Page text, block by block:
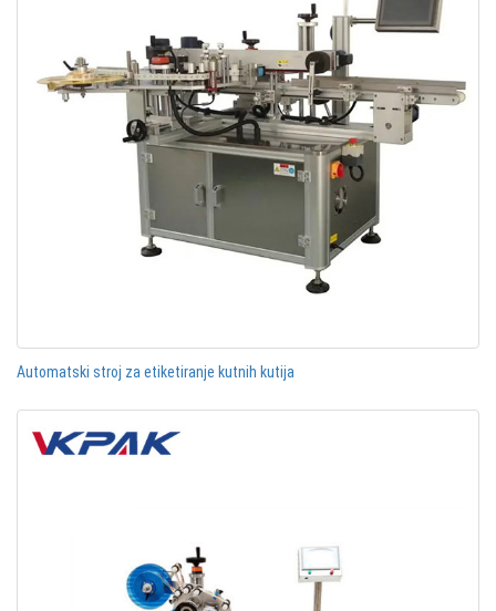
Automatski stroj za etiketiranje kutnih kutija